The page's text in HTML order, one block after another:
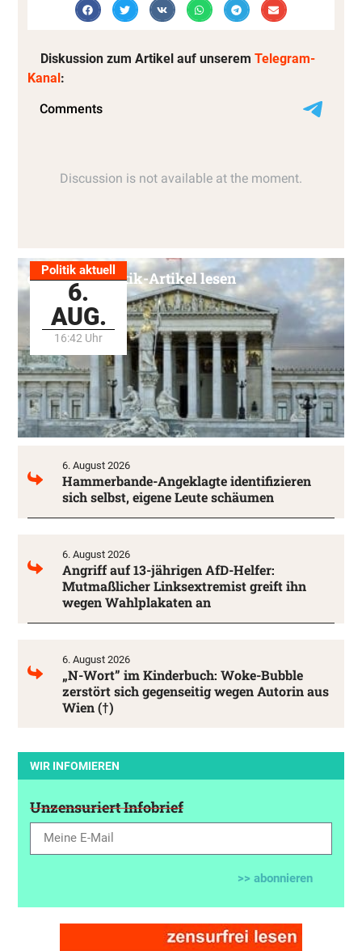
Diskussion zum Artikel auf unserem Telegram-
Kanal:
Politik aktuell
6.
AUG.
16:42 Uhr
Alle Politik-Artikel lesen
6. August 2026
Hammerbande-Angeklagte identifizieren
sich selbst, eigene Leute schäumen
6. August 2026
Angriff auf 13-jährigen AfD-Helfer:
Mutmaßlicher Linksextremist greift ihn
wegen Wahlplakaten an
6. August 2026
„N-Wort” im Kinderbuch: Woke-Bubble
zerstört sich gegenseitig wegen Autorin aus
Wien (†)
WIR INFOMIEREN
Unzensuriert Infobrief
>> abonnieren